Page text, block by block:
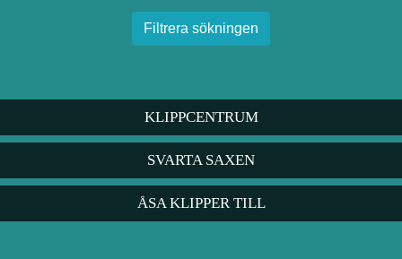
Filtrera sökningen
KLIPPCENTRUM
SVARTA SAXEN
ÅSA KLIPPER TILL